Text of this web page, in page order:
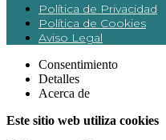
Política de Privacidad
Política de Cookies
Aviso Legal
Consentimiento
Detalles
Acerca de
Este sitio web utiliza cookies